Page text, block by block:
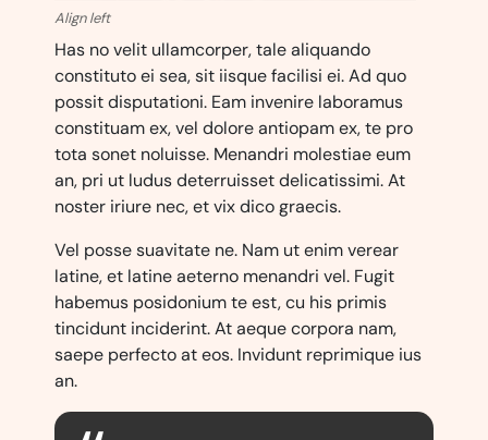
Align left
Has no velit ullamcorper, tale aliquando
constituto ei sea, sit iisque facilisi ei. Ad quo
possit disputationi. Eam invenire laboramus
constituam ex, vel dolore antiopam ex, te pro
tota sonet noluisse. Menandri molestiae eum
an, pri ut ludus deterruisset delicatissimi. At
noster iriure nec, et vix dico graecis.
Vel posse suavitate ne. Nam ut enim verear
latine, et latine aeterno menandri vel. Fugit
habemus posidonium te est, cu his primis
tincidunt inciderint. At aeque corpora nam,
saepe perfecto at eos. Invidunt reprimique ius
an.